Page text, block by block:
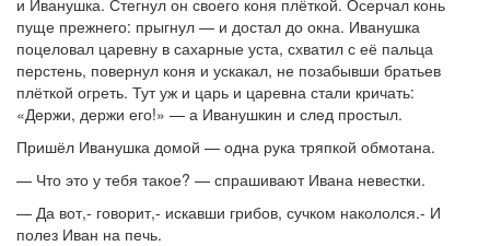
и Иванушка. Стегнул он своего коня плёткой. Осерчал конь
пуще прежнего: прыгнул — и достал до окна. Иванушка
поцеловал царевну в сахарные уста, схватил с её пальца
перстень, повернул коня и ускакал, не позабывши братьев
плёткой огреть. Тут уж и царь и царевна стали кричать:
«Держи, держи его!» — а Иванушкин и след простыл.
Пришёл Иванушка домой — одна рука тряпкой обмотана.
— Что это у тебя такое? — спрашивают Ивана невестки.
— Да вот,- говорит,- искавши грибов, сучком накололся.- И
полез Иван на печь.